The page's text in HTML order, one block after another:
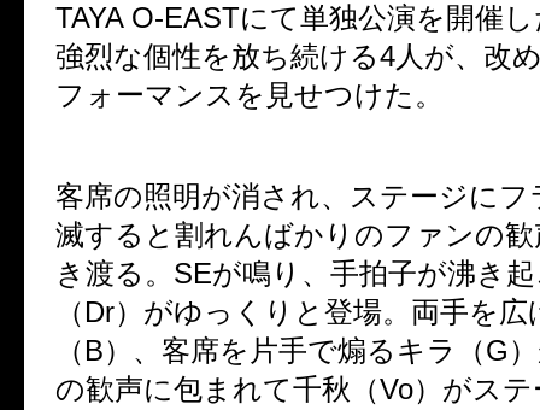
TAYA O-EASTにて単独公演を開催
強烈な個性を放ち続ける4人が、改
フォーマンスを見せつけた。
客席の照明が消され、ステージに
滅すると割れんばかりのファンの
き渡る。SEが鳴り、手拍子が沸き
（Dr）がゆっくりと登場。両手を広
（B）、客席を片手で煽るキラ（G
の歓声に包まれて千秋（Vo）がス